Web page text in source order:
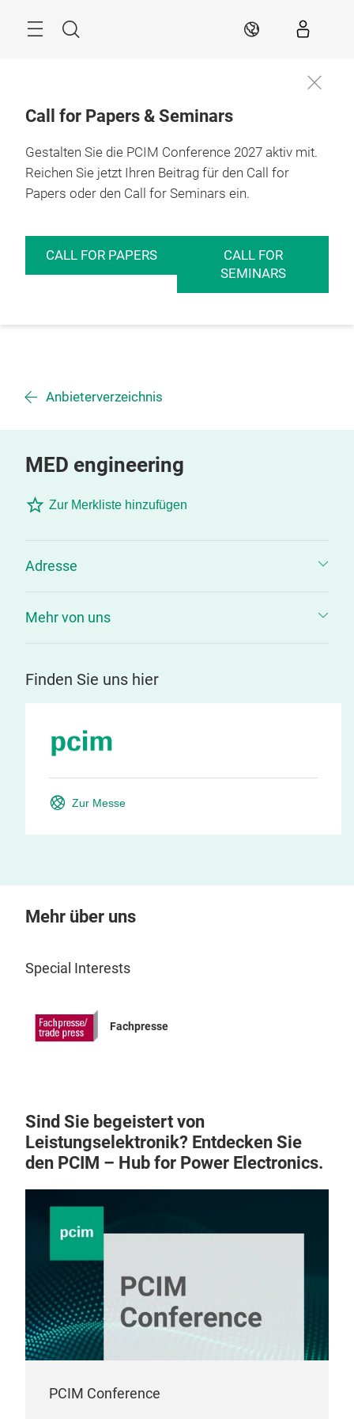
Suche DE
Call for Papers & Seminars
Gestalten Sie die PCIM Conference 2027 aktiv mit.
Reichen Sie jetzt Ihren Beitrag für den Call for
Papers oder den Call for Seminars ein.
CALL FOR PAPERS
CALL FOR
SEMINARS
Anbieterverzeichnis
MED engineering
Zur Merkliste hinzufügen
Adresse
Mehr von uns
Finden Sie uns hier
Zur Messe
Mehr über uns
Special Interests
Fachpresse
Sind Sie begeistert von
Leistungselektronik? Entdecken Sie
den PCIM – Hub for Power Electronics.
PCIM Conference